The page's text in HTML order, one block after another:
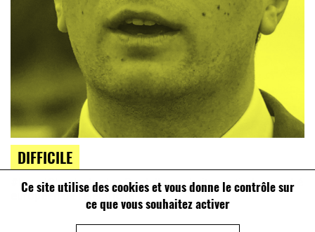
Ce site utilise des cookies et vous donne le contrôle sur
ce que vous souhaitez activer
DIFFICILE
#LegalCheck. Jordan Bardella souhaite sortir du marché
européen de l’électricité